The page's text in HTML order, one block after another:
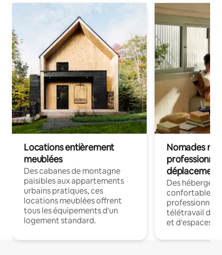
Locations entièrement
meublées
Des cabanes de montagne
paisibles aux appartements
urbains pratiques, ces
locations meublées offrent
tous les équipements d'un
logement standard.
Nomades
déplacement
Des
confortables
professionnels
télétravail
et d'espaces